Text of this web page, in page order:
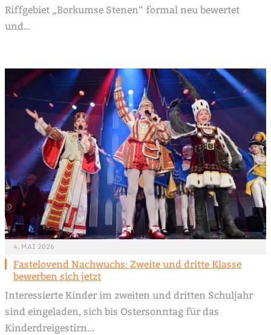
Riffgebiet „Borkumse Stenen“ formal neu bewertet
und…
4. MAI 2026
Fastelovend Nachwuchs: Zweite und dritte Klasse
bewerben sich jetzt
Interessierte Kinder im zweiten und dritten Schuljahr
sind eingeladen, sich bis Ostersonntag für das
Kinderdreigestirn…